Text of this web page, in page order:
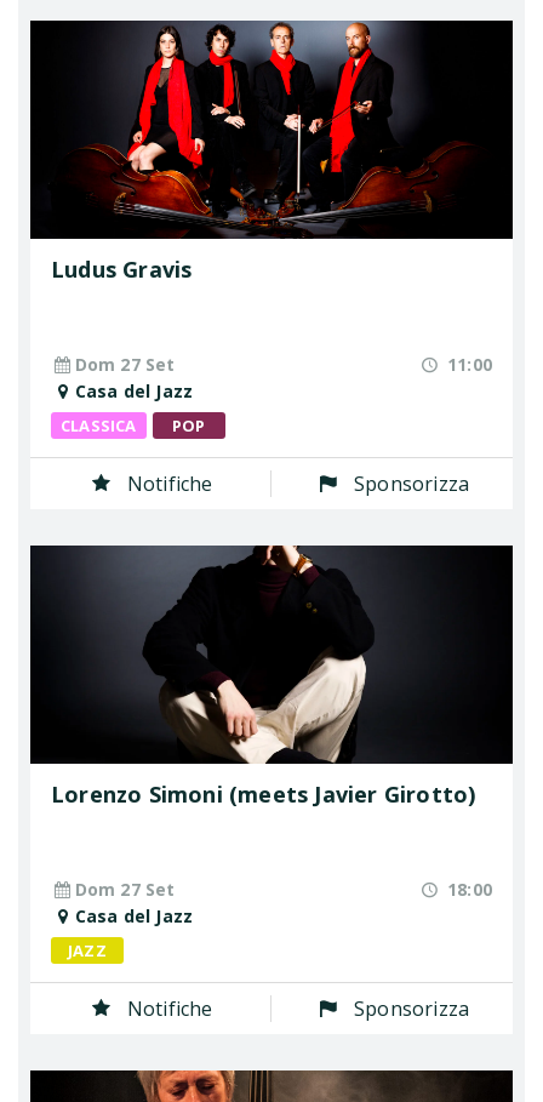
Ludus Gravis
Dom 27 Set
11:00
Casa del Jazz
CLASSICA POP
Notifiche Sponsorizza
Lorenzo Simoni (meets Javier Girotto)
Dom 27 Set
18:00
Casa del Jazz
JAZZ
Notifiche Sponsorizza